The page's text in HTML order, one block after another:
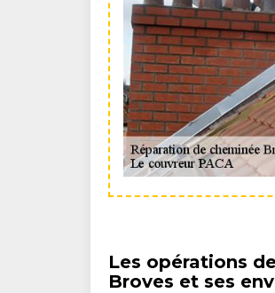
Les opérations
Broves et ses